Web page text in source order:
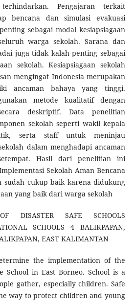
Pengajaran terkait
bencana dan simulasi evakuasi
sebagai modal kesiapsiagaan
warga sekolah. Sarana dan
juga tidak kalah penting sebagai
sekolah. Kesiapsiagaan sekolah
mengingat Indonesia merupakan
ancaman bahaya yang tinggi.
metode kualitatif dengan
deskriptif. Data penelitian
sekolah seperti wakil kepala
serta staff untuk meninjau
dalam menghadapi ancaman
Hasil dari penelitian ini
Sekolah Aman Bencana
sudah cukup baik karena didukung
yang baik dari warga sekolah
DISASTER SAFE SCHOOLS
SCHOOLS 4 BALIKPAPAN,
EAST KALIMANTAN
the implementation of the
School in East Borneo. School is a
gather, especially children. Safe
way to protect children and young